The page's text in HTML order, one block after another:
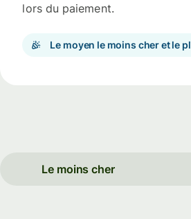
lors du paiement.
Le moyen le moins cher et le
Le moins cher